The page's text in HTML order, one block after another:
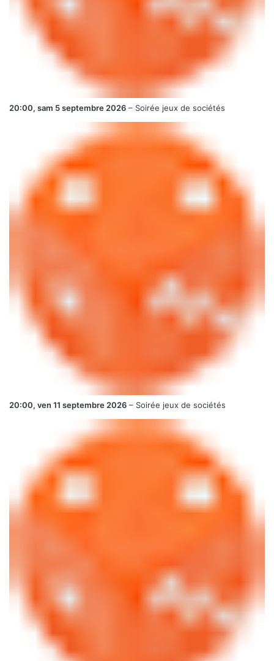
20:00, sam 5 septembre 2026 – Soirée jeux de sociétés
20:00, ven 11 septembre 2026 – Soirée jeux de sociétés